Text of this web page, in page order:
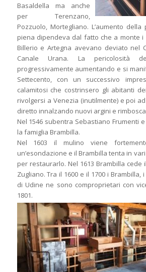
Basaldella ma anche
per Terenzano,
Pozzuolo, Mortegliano. L’aumento
piena dipendeva dal fatto che a monte i
Billerio e Artegna avevano deviato nel
Canale Urana. La pericolosità
progressivamente aumentando e si
Settecento, con un successivo
calamitosi che costrinsero gli abitanti
rivolgersi a Venezia (inutilmente) e poi
diretto innalzando nuovi argini e
Nel 1546 subentra Sebastiano Frumenti
la famiglia Brambilla.
Nel 1603 il mulino viene
un’esondazione e il Brambilla tenta in
per restaurarlo. Nel 1613 Brambilla cede
Zugliano. Tra il 1600 e il 1700 i Brambilla,
di Udine ne sono comproprietari con
1801.